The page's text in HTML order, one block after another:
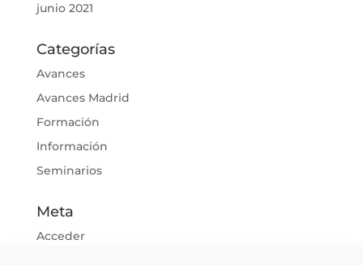
junio 2021
Categorías
Avances
Avances Madrid
Formación
Información
Seminarios
Meta
Acceder